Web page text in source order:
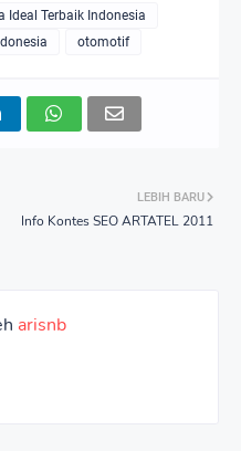
Ideal Terbaik Indonesia
otomotif
LEBIH BARU
Info Kontes SEO ARTATEL 2011
arisnb